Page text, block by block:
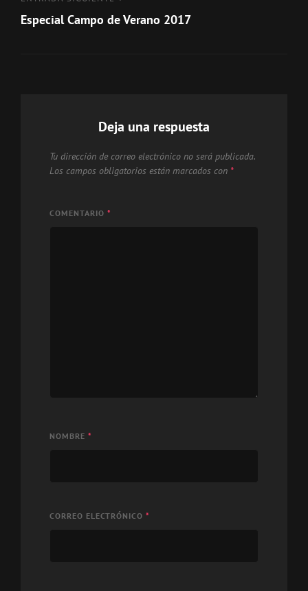
siguiente
Especial Campo de Verano 2017
Deja una respuesta
Tu dirección de correo electrónico no será publicada.
Los campos obligatorios están marcados con *
COMENTARIO *
NOMBRE *
CORREO ELECTRÓNICO *